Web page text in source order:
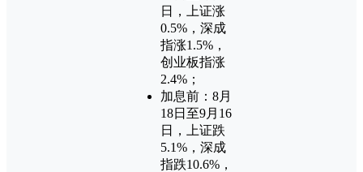
日，上证涨
0.5%，深成
指涨1.5%，
创业板指涨
2.4%；
加息前：8月
18日至9月16
日，上证跌
5.1%，深成
指跌10.6%，